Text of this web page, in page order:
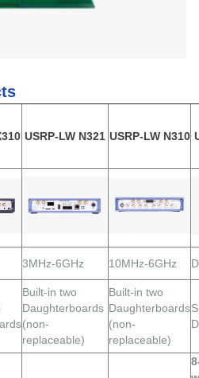
USRP-LW N321 USRP-LW N310
3MHz-6GHz 10MHz-6GHz
Built-in two
Daughterboards
(non-
replaceable)
Built-in two
Daughterboards
(non-
replaceable)